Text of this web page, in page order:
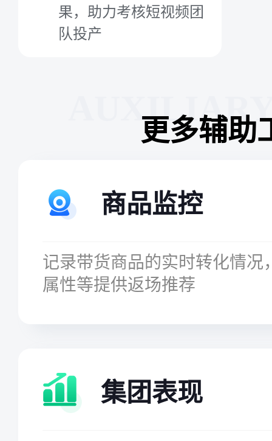
果，助力考核短视频团
队投产
更多辅助
商品监控
记录带货商品的实时转化情况
属性等提供返场推荐
集团表现